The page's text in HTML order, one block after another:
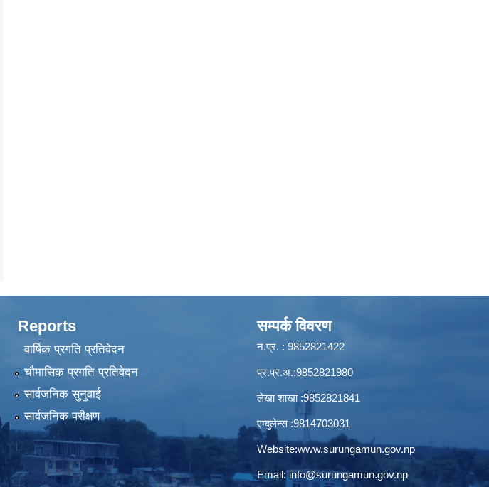
Reports
वार्षिक प्रगति प्रतिवेदन
चौमासिक प्रगति प्रतिवेदन
सार्वजनिक सुनुवाई
सार्वजनिक परीक्षण
सम्पर्क विवरण
न.प्र. : 9852821422
प्र.प्र.अ.:9852821980
लेखा शाखा :9852821841
एम्बुलेन्स :9814703031
Website:www.surungamun.gov.np
Email:info@surungamun.gov.np